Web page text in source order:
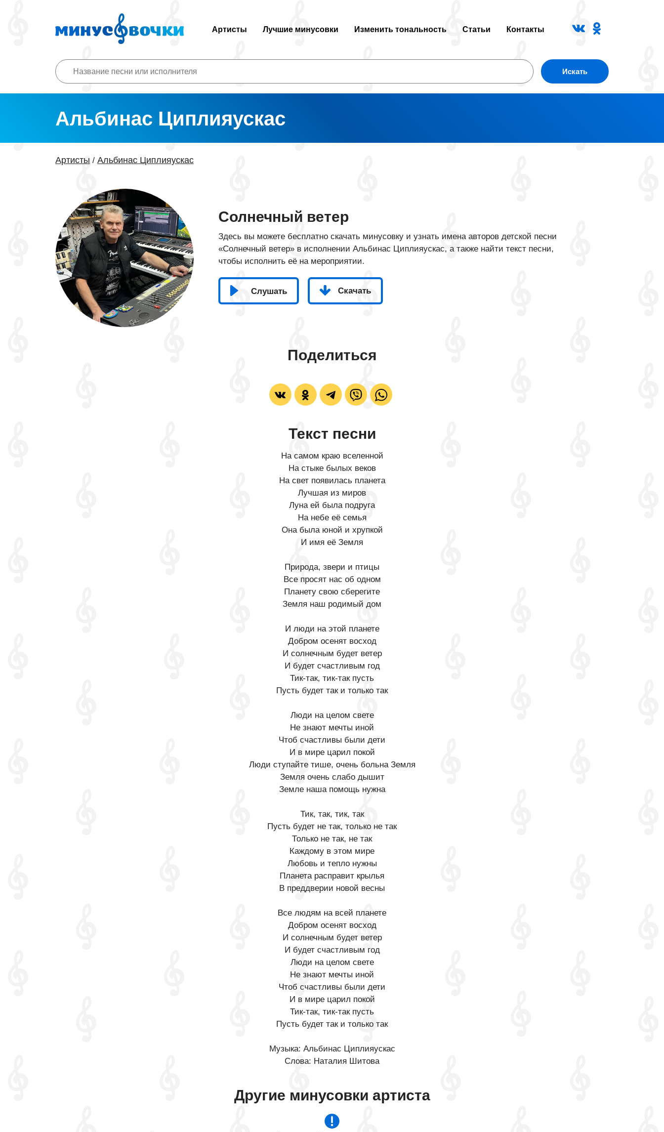
Артисты Лучшие минусовки Изменить тональность Статьи Контакты
Искать
Альбинас Циплияускас
Артисты / Альбинас Циплияускас
Солнечный ветер
Здесь вы можете бесплатно скачать минусовку и узнать имена авторов детской песни
«Солнечный ветер» в исполнении Альбинас Циплияускас, а также найти текст песни,
чтобы исполнить её на мероприятии.
Слушать Скачать
Поделиться
Текст песни
На самом краю вселенной
На стыке былых веков
На свет появилась планета
Лучшая из миров
Луна ей была подруга
На небе её семья
Она была юной и хрупкой
И имя её Земля
Природа, звери и птицы
Все просят нас об одном
Планету свою сберегите
Земля наш родимый дом
И люди на этой планете
Добром осенят восход
И солнечным будет ветер
И будет счастливым год
Тик-так, тик-так пусть
Пусть будет так и только так
Люди на целом свете
Не знают мечты иной
Чтоб счастливы были дети
И в мире царил покой
Люди ступайте тише, очень больна Земля
Земля очень слабо дышит
Земле наша помощь нужна
Тик, так, тик, так
Пусть будет не так, только не так
Только не так, не так
Каждому в этом мире
Любовь и тепло нужны
Планета расправит крылья
В преддверии новой весны
Все людям на всей планете
Добром осенят восход
И солнечным будет ветер
И будет счастливым год
Люди на целом свете
Не знают мечты иной
Чтоб счастливы были дети
И в мире царил покой
Тик-так, тик-так пусть
Пусть будет так и только так
Музыка: Альбинас Циплияускас
Слова: Наталия Шитова
Другие минусовки артиста